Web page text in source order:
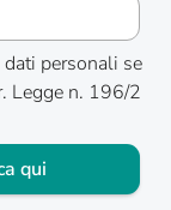
personali se
Legge n. 196/2
qui